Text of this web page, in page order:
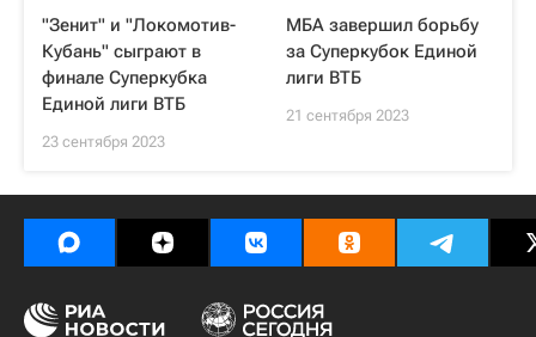
"Зенит" и "Локомотив-
Кубань" сыграют в
финале Суперкубка
Единой лиги ВТБ
23 сентября 2023
МБА завершил борьбу
за Суперкубок Единой
лиги ВТБ
21 сентября 2023